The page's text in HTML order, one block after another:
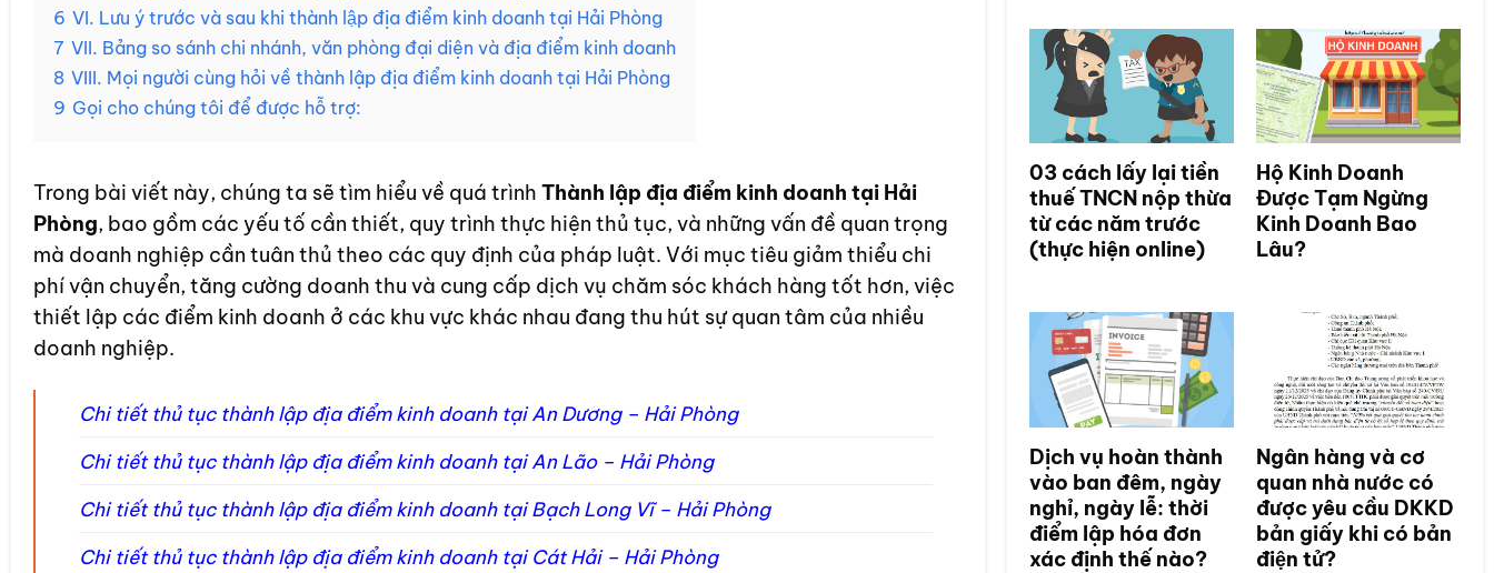
6 VI. Lưu ý trước và sau khi thành lập địa điểm kinh doanh tại Hải Phòng
7 VII. Bảng so sánh chi nhánh, văn phòng đại diện và địa điểm kinh doanh
8 VIII. Mọi người cùng hỏi về thành lập địa điểm kinh doanh tại Hải Phòng
9 Gọi cho chúng tôi để được hỗ trợ:
Trong bài viết này, chúng ta sẽ tìm hiểu về quá trình Thành lập địa điểm kinh doanh tại Hải
Phòng, bao gồm các yếu tố cần thiết, quy trình thực hiện thủ tục, và những vấn đề quan trọng
mà doanh nghiệp cần tuân thủ theo các quy định của pháp luật. Với mục tiêu giảm thiểu chi
phí vận chuyển, tăng cường doanh thu và cung cấp dịch vụ chăm sóc khách hàng tốt hơn, việc
thiết lập các điểm kinh doanh ở các khu vực khác nhau đang thu hút sự quan tâm của nhiều
doanh nghiệp.
Chi tiết thủ tục thành lập địa điểm kinh doanh tại An Dương – Hải Phòng
Chi tiết thủ tục thành lập địa điểm kinh doanh tại An Lão – Hải Phòng
Chi tiết thủ tục thành lập địa điểm kinh doanh tại Bạch Long Vĩ – Hải Phòng
Chi tiết thủ tục thành lập địa điểm kinh doanh tại Cát Hải – Hải Phòng
03 cách lấy lại tiền
thuế TNCN nộp thừa
từ các năm trước
(thực hiện online)
Hộ Kinh Doanh
Được Tạm Ngừng
Kinh Doanh Bao
Lâu?
Dịch vụ hoàn thành
vào ban đêm, ngày
nghỉ, ngày lễ: thời
điểm lập hóa đơn
xác định thế nào?
Ngân hàng và cơ
quan nhà nước có
được yêu cầu DKKD
bản giấy khi có bản
điện tử?